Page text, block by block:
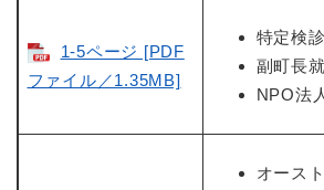
1-5ページ [PDF
ファイル／1.35MB]
特定検診
副町長
NPO法
オース